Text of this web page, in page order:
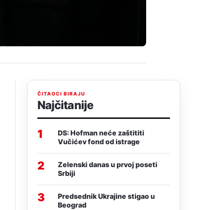
ČITAOCI BIRAJU
Najčitanije
1
DS: Hofman neće zaštititi
Vučićev fond od istrage
2
Zelenski danas u prvoj poseti
Srbiji
3
Predsednik Ukrajine stigao u
Beograd